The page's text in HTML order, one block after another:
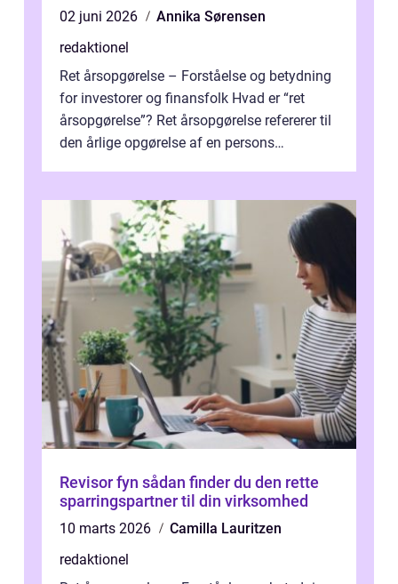
02 juni 2026
Annika Sørensen
redaktionel
Ret årsopgørelse – Forståelse og betydning
for investorer og finansfolk Hvad er “ret
årsopgørelse”? Ret årsopgørelse refererer til
den årlige opgørelse af en persons
Revisor fyn sådan finder du den rette
sparringspartner til din virksomhed
10 marts 2026
Camilla Lauritzen
redaktionel